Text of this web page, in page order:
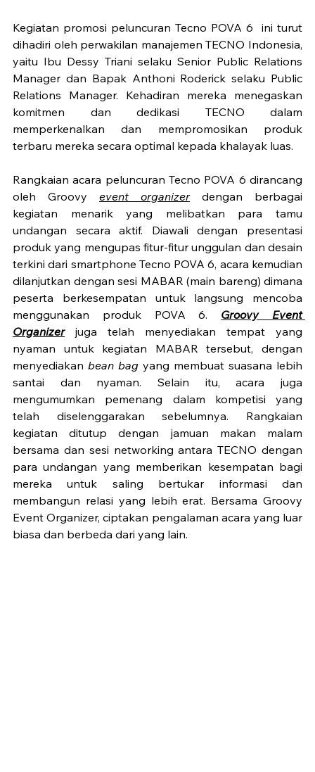
Kegiatan promosi peluncuran Tecno POVA 6  ini turut
dihadiri oleh perwakilan manajemen TECNO Indonesia,
yaitu Ibu Dessy Triani selaku Senior Public Relations
Manager dan Bapak Anthoni Roderick selaku Public
Relations Manager. Kehadiran mereka menegaskan
komitmen dan dedikasi TECNO dalam
memperkenalkan dan mempromosikan produk
terbaru mereka secara optimal kepada khalayak luas.
Rangkaian acara peluncuran Tecno POVA 6 dirancang
oleh Groovy event organizer dengan berbagai
kegiatan menarik yang melibatkan para tamu
undangan secara aktif. Diawali dengan presentasi
produk yang mengupas fitur-fitur unggulan dan desain
terkini dari smartphone Tecno POVA 6, acara kemudian
dilanjutkan dengan sesi MABAR (main bareng) dimana
peserta berkesempatan untuk langsung mencoba
menggunakan produk POVA 6. Groovy Event
Organizer juga telah menyediakan tempat yang
nyaman untuk kegiatan MABAR tersebut, dengan
menyediakan bean bag yang membuat suasana lebih
santai dan nyaman. Selain itu, acara juga
mengumumkan pemenang dalam kompetisi yang
telah diselenggarakan sebelumnya. Rangkaian
kegiatan ditutup dengan jamuan makan malam
bersama dan sesi networking antara TECNO dengan
para undangan yang memberikan kesempatan bagi
mereka untuk saling bertukar informasi dan
membangun relasi yang lebih erat. Bersama Groovy
Event Organizer, ciptakan pengalaman acara yang luar
biasa dan berbeda dari yang lain.